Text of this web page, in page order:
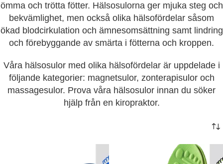
ömma och trötta fötter. Hälsosulorna ger mjuka steg och
bekvämlighet, men också olika hälsofördelar såsom
ökad blodcirkulation och ämnesomsättning samt lindring
och förebyggande av smärta i fötterna och kroppen.
Våra hälsosulor med olika hälsofördelar är uppdelade i
följande kategorier: magnetsulor, zonterapisulor och
massagesulor. Prova våra hälsosulor innan du söker
hjälp från en kiropraktor.
Stötdämpande
magnetsula av bambu för
känsliga fötter - Small
(36-40), 2 par (Mest
499kr LÄS MER